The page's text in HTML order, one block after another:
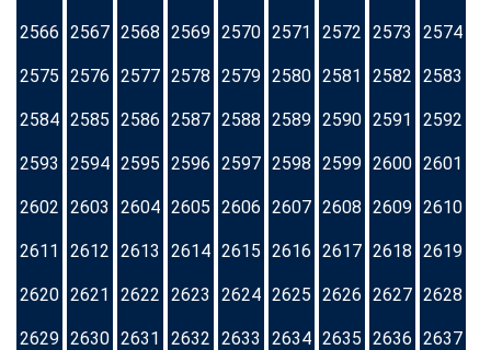
2566 2567 2568 2569 2570 2571 2572 2573 2574
2575 2576 2577 2578 2579 2580 2581 2582 2583
2584 2585 2586 2587 2588 2589 2590 2591 2592
2593 2594 2595 2596 2597 2598 2599 2600 2601
2602 2603 2604 2605 2606 2607 2608 2609 2610
2611 2612 2613 2614 2615 2616 2617 2618 2619
2620 2621 2622 2623 2624 2625 2626 2627 2628
2629 2630 2631 2632 2633 2634 2635 2636 2637